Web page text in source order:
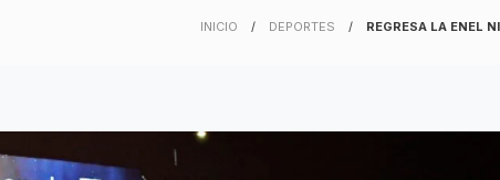
INICIO DEPORTES REGRESA LA ENEL